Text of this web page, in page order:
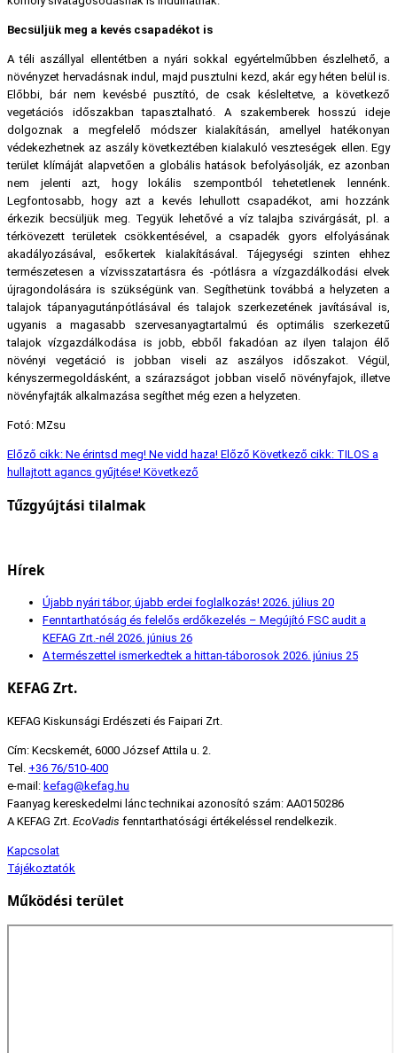
Becsüljük meg a kevés csapadékot is
A téli aszállyal ellentétben a nyári sokkal egyértelműbben észlelhető, a
növényzet hervadásnak indul, majd pusztulni kezd, akár egy héten belül is.
Előbbi, bár nem kevésbé pusztító, de csak késleltetve, a következő
vegetációs időszakban tapasztalható. A szakemberek hosszú ideje
dolgoznak a megfelelő módszer kialakításán, amellyel hatékonyan
védekezhetnek az aszály következtében kialakuló veszteségek ellen. Egy
terület klímáját alapvetően a globális hatások befolyásolják, ez azonban
nem jelenti azt, hogy lokális szempontból tehetetlenek lennénk.
Legfontosabb, hogy azt a kevés lehullott csapadékot, ami hozzánk
érkezik becsüljük meg. Tegyük lehetővé a víz talajba szivárgását, pl. a
térkövezett területek csökkentésével, a csapadék gyors elfolyásának
akadályozásával, esőkertek kialakításával. Tájegységi szinten ehhez
természetesen a vízvisszatartásra és -pótlásra a vízgazdálkodási elvek
újragondolására is szükségünk van. Segíthetünk továbbá a helyzeten a
talajok tápanyagutánpótlásával és talajok szerkezetének javításával is,
ugyanis a magasabb szervesanyagtartalmú és optimális szerkezetű
talajok vízgazdálkodása is jobb, ebből fakadóan az ilyen talajon élő
növényi vegetáció is jobban viseli az aszályos időszakot. Végül,
kényszermegoldásként, a szárazságot jobban viselő növényfajok, illetve
növényfajták alkalmazása segíthet még ezen a helyzeten.
Fotó: MZsu
Előző cikk: Ne érintsd meg! Ne vidd haza! Előző Következő cikk: TILOS a
hullajtott agancs gyűjtése! Következő
Tűzgyújtási tilalmak
Hírek
Újabb nyári tábor, újabb erdei foglalkozás! 2026. július 20
Fenntarthatóság és felelős erdőkezelés – Megújító FSC audit a
KEFAG Zrt.-nél 2026. június 26
A természettel ismerkedtek a hittan-táborosok 2026. június 25
KEFAG Zrt.
KEFAG Kiskunsági Erdészeti és Faipari Zrt.
Cím: Kecskemét, 6000 József Attila u. 2.
Tel. +36 76/510-400
e-mail: kefag@kefag.hu
Faanyag kereskedelmi lánc technikai azonosító szám: AA0150286
A KEFAG Zrt. EcoVadis fenntarthatósági értékeléssel rendelkezik.
Kapcsolat
Tájékoztatók
Működési terület